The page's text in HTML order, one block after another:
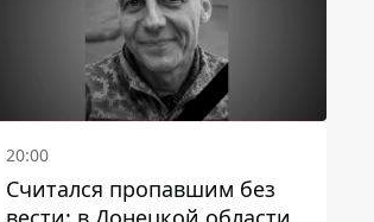
20:00
Считался пропавшим без